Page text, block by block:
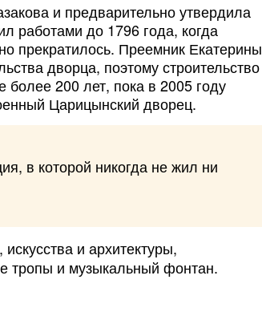
и предварительно утвердила
работами до 1796 года, когда
прекратилось. Преемник Екатерины
дворца, поэтому строительство
более 200 лет, пока в 2005 году
Царицынский дворец.
в которой никогда не жил ни
и архитектуры,
тропы и музыкальный фонтан.